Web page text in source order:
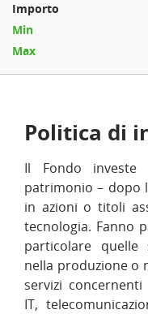
Politica di
Il Fondo
patrimonio – dopo
in azioni o titoli
tecnologia. Fanno
particolare quelle
nella produzione o
servizi
IT,